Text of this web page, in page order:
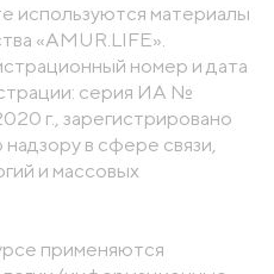
используются материалы
«AMUR.LIFE».
номер и дата
серия ИА №
г., зарегистрировано
в сфере связи,
и массовых
применяются